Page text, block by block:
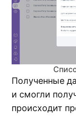
Полученные
и смогли
происходит